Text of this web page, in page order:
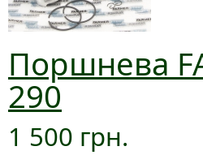
Поршнева
290
1 500 грн.